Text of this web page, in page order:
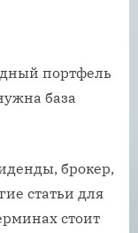
портфель
база
брокер,
статьи для
стоит